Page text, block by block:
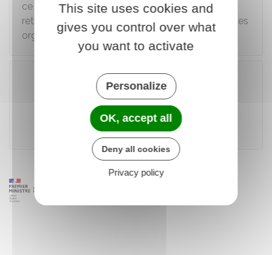
ce formulaire ne permet pas de demander sa
retraite auprès des régimes spéciaux, ni auprès des
organismes de retraites complémentaires.
Télécharger le formulaire (574 Ko)
Caisse nationale d'assurance vieillesse
This site uses cookies and
gives you control over what
you want to activate
Personalize
OK, accept all
Deny all cookies
Privacy policy